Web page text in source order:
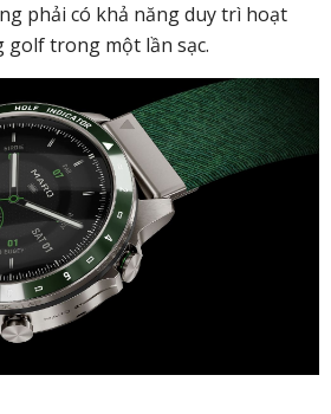
phải có khả năng duy trì hoạt
trong một lần sạc.